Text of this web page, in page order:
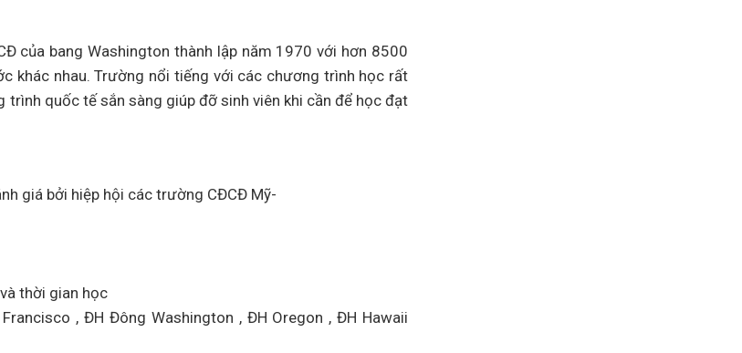
của bang Washington thành lập năm 1970 với hơn 8500
khác nhau. Trường nổi tiếng với các chương trình học rất
quốc tế sắn sàng giúp đỡ sinh viên khi cần để học đạt
giá bởi hiệp hội các trường CĐCĐ Mỹ-
thời gian học
, ĐH Đông Washington , ĐH Oregon , ĐH Hawaii